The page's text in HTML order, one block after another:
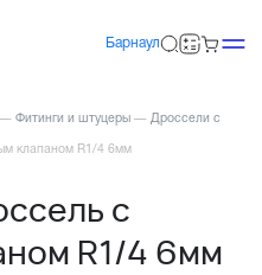
Барнаул
— Фитинги и штуцеры — Дроссели с
клапаном R1/4 6мм
с
R1/4 6мм